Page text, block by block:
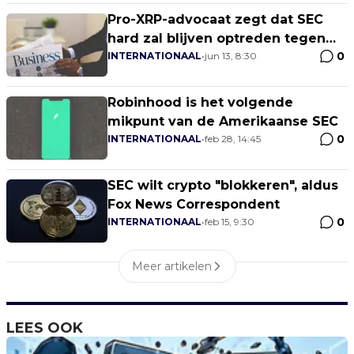
Pro-XRP-advocaat zegt dat SEC
hard zal blijven optreden tegen
crypto, totdat grote banken de
INTERNATIONAAL•jun 13, 8:30 0
Robinhood is het volgende
mikpunt van de Amerikaanse SEC
INTERNATIONAAL•feb 28, 14:45 0
SEC wilt crypto "blokkeren", aldus
Fox News Correspondent
INTERNATIONAAL•feb 15, 9:30 0
Meer artikelen
LEES OOK